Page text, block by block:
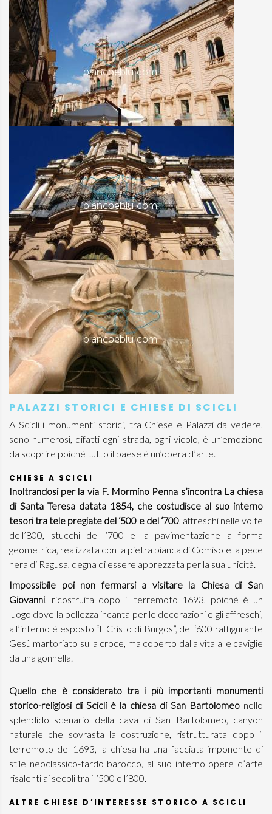
PALAZZI STORICI E CHIESE DI SCICLI
A Scicli i monumenti storici, tra Chiese e Palazzi da vedere,
sono numerosi, difatti ogni strada, ogni vicolo, è un’emozione
da scoprire poiché tutto il paese è un’opera d’arte.
CHIESE A SCICLI
Inoltrandosi per la via F. Mormino Penna s’incontra La chiesa
di Santa Teresa datata 1854, che costudisce al suo interno
tesori tra tele pregiate del ‘500 e del ‘700, affreschi nelle volte
dell’800, stucchi del ‘700 e la pavimentazione a forma
geometrica, realizzata con la pietra bianca di Comiso e la pece
nera di Ragusa, degna di essere apprezzata per la sua unicità.
Impossibile poi non fermarsi a visitare la Chiesa di San
Giovanni, ricostruita dopo il terremoto 1693, poiché è un
luogo dove la bellezza incanta per le decorazioni e gli affreschi,
all’interno è esposto “Il Cristo di Burgos”, del ‘600 raffigurante
Gesù martoriato sulla croce, ma coperto dalla vita alle caviglie
da una gonnella.
Quello che è considerato tra i più importanti monumenti
storico-religiosi di Scicli è la chiesa di San Bartolomeo nello
splendido scenario della cava di San Bartolomeo, canyon
naturale che sovrasta la costruzione, ristrutturata dopo il
terremoto del 1693, la chiesa ha una facciata imponente di
stile neoclassico-tardo barocco, al suo interno opere d’arte
risalenti ai secoli tra il ‘500 e l’800.
ALTRE CHIESE D’INTERESSE STORICO A SCICLI